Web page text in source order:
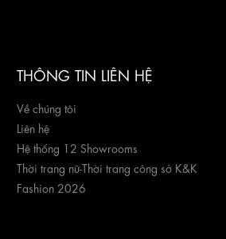
THÔNG TIN LIÊN HỆ
Về chúng tôi
Liên hệ
Hệ thống 12 Showrooms
Thời trang nữ-Thời trang công sở K&K
Fashion 2026